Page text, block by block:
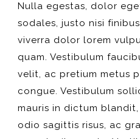
Nulla egestas, dolor
sodales, justo nisi
viverra dolor lorem
quam. Vestibulum
velit, ac pretium metus
congue. Vestibulum
mauris in dictum blandit,
odio sagittis risus, ac